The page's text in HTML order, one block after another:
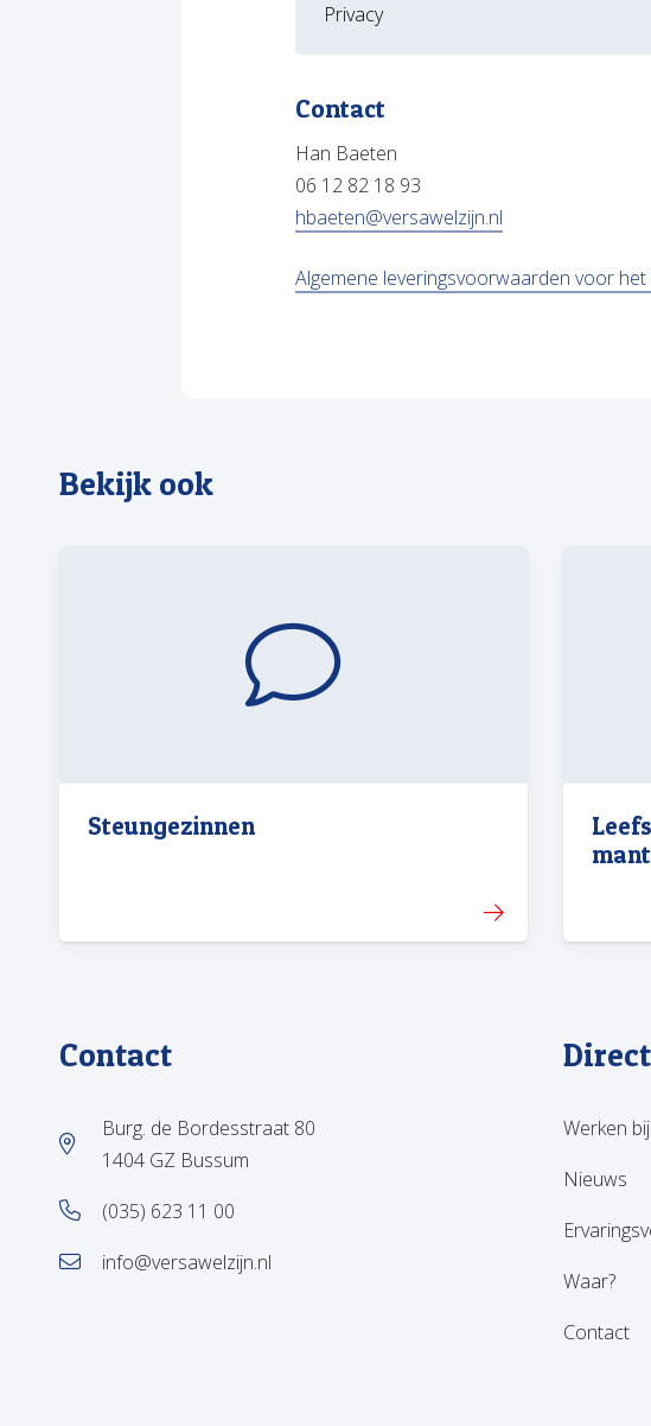
Privacy
Contact
Han Baeten
06 12 82 18 93
hbaeten@versawelzijn.nl
Algemene leveringsvoorwaarden voor
Bekijk ook
Steungezinnen
Contact
Burg. de Bordesstraat 80
1404 GZ Bussum
(035) 623 11 00
info@versawelzijn.nl
Werken
Nieuws
Waar?
Contact